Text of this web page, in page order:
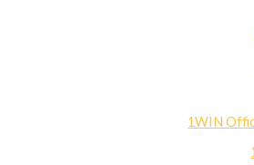
1WIN